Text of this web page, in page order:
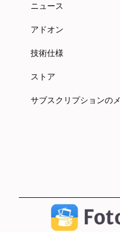
ニュース
アドオン
技術仕様
ストア
サブスクリプションの